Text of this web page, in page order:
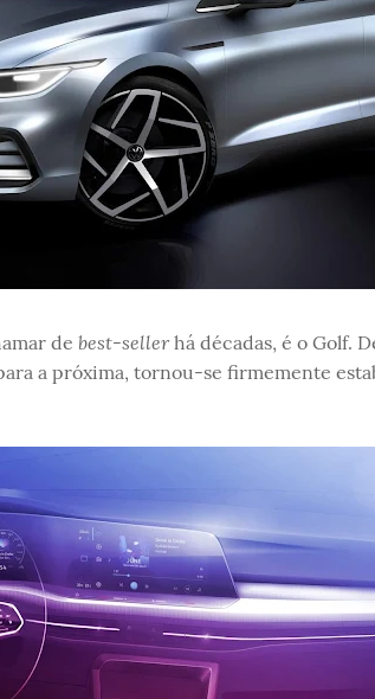
de best-sellerhá décadas, é o Golf.
a próxima, tornou-se firmemente